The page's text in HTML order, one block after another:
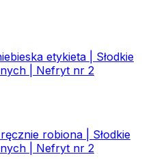
etykieta | Słodkie
| Nefryt nr 2
robiona | Słodkie
| Nefryt nr 2